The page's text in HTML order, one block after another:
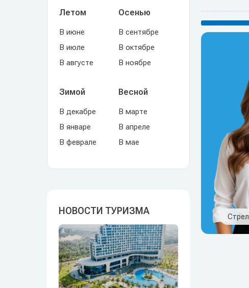
Летом
В июне
В июле
В августе
Осенью
В сентябре
В октябре
В ноябре
Зимой
В декабре
В январе
В феврале
Весной
В марте
В апреле
В мае
НОВОСТИ ТУРИЗМА